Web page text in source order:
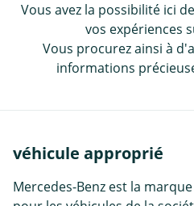
Vous avez la possibilité ici
vos expériences
Vous procurez ainsi à
informations
véhicule approprié
Mercedes-Benz est la